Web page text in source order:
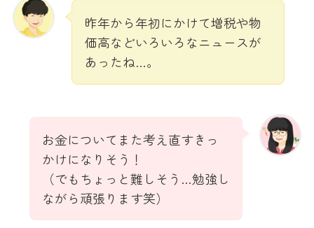
昨年から年初にかけて増税や物
価高などいろいろなニュースが
あったね…。
お金についてまた考え直すきっ
かけになりそう！
（でもちょっと難しそう…勉強し
ながら頑張ります笑）